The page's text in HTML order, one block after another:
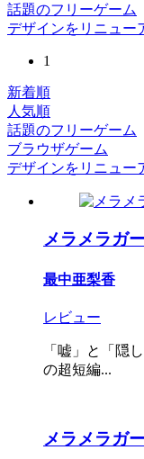
話題のフリーゲーム
デザインをリニュー
1
新着順
人気順
話題のフリーゲーム
ブラウザゲーム
デザインをリニュー
メラメラガ
最中亜梨香
レビュー
「嘘」と「隠
の超短編...
メラメラガ